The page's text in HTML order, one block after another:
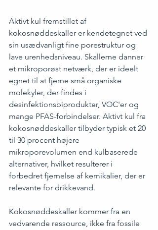
Aktivt kul fremstillet af
kokosnøddeskaller er kendetegnet ved
sin usædvanligt fine porestruktur og
lave urenhedsniveau. Skallerne danner
et mikroporøst netværk, der er ideelt
egnet til at fjerne små organiske
molekyler, der findes i
desinfektionsbiprodukter, VOC'er og
mange PFAS-forbindelser. Aktivt kul fra
kokosnøddeskaller tilbyder typisk et 20
til 30 procent højere
mikroporevolumen end kulbaserede
alternativer, hvilket resulterer i
forbedret fjernelse af kemikalier, der er
relevante for drikkevand.
Kokosnøddeskaller kommer fra en
vedvarende ressource, ikke fra fossile